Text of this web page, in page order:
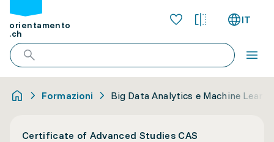
orientamento
.ch
IT
Formazioni Big Data Analytics e Machine
Certificate of Advanced Studies CAS